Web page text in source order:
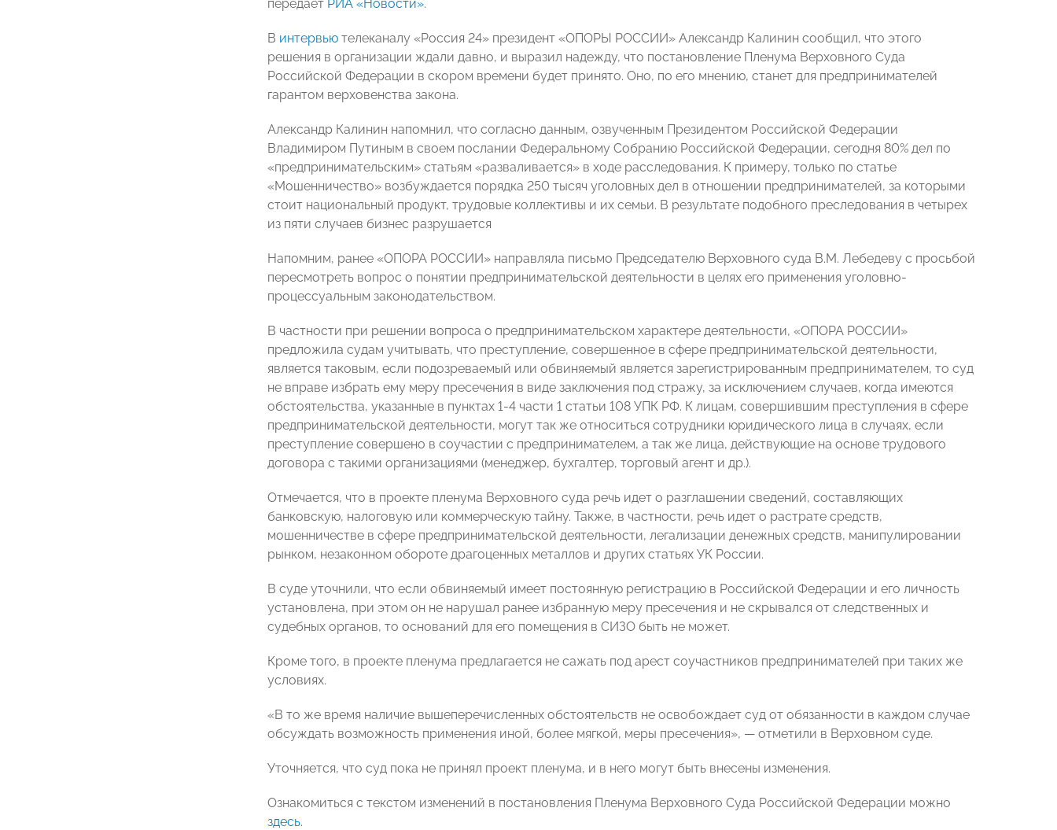
передает РИА «Новости».
В интервью телеканалу «Россия 24» президент «ОПОРЫ РОССИИ» Александр Калинин сообщил, что этого
решения в организации ждали давно, и выразил надежду, что постановление Пленума Верховного Суда
Российской Федерации в скором времени будет принято. Оно, по его мнению, станет для предпринимателей
гарантом верховенства закона.
Александр Калинин напомнил, что согласно данным, озвученным Президентом Российской Федерации
Владимиром Путиным в своем послании Федеральному Собранию Российской Федерации, сегодня 80% дел по
«предпринимательским» статьям «разваливается» в ходе расследования. К примеру, только по статье
«Мошенничество» возбуждается порядка 250 тысяч уголовных дел в отношении предпринимателей, за которыми
стоит национальный продукт, трудовые коллективы и их семьи. В результате подобного преследования в четырех
из пяти случаев бизнес разрушается
Напомним, ранее «ОПОРА РОССИИ» направляла письмо Председателю Верховного суда В.М. Лебедеву с просьбой
пересмотреть вопрос о понятии предпринимательской деятельности в целях его применения уголовно-
процессуальным законодательством.
В частности при решении вопроса о предпринимательском характере деятельности, «ОПОРА РОССИИ»
предложила судам учитывать, что преступление, совершенное в сфере предпринимательской деятельности,
является таковым, если подозреваемый или обвиняемый является зарегистрированным предпринимателем, то суд
не вправе избрать ему меру пресечения в виде заключения под стражу, за исключением случаев, когда имеются
обстоятельства, указанные в пунктах 1-4 части 1 статьи 108 УПК РФ. К лицам, совершившим преступления в сфере
предпринимательской деятельности, могут так же относиться сотрудники юридического лица в случаях, если
преступление совершено в соучастии с предпринимателем, а так же лица, действующие на основе трудового
договора с такими организациями (менеджер, бухгалтер, торговый агент и др.).
Отмечается, что в проекте пленума Верховного суда речь идет о разглашении сведений, составляющих
банковскую, налоговую или коммерческую тайну. Также, в частности, речь идет о растрате средств,
мошенничестве в сфере предпринимательской деятельности, легализации денежных средств, манипулировании
рынком, незаконном обороте драгоценных металлов и других статьях УК России.
В суде уточнили, что если обвиняемый имеет постоянную регистрацию в Российской Федерации и его личность
установлена, при этом он не нарушал ранее избранную меру пресечения и не скрывался от следственных и
судебных органов, то оснований для его помещения в СИЗО быть не может.
Кроме того, в проекте пленума предлагается не сажать под арест соучастников предпринимателей при таких же
условиях.
«В то же время наличие вышеперечисленных обстоятельств не освобождает суд от обязанности в каждом случае
обсуждать возможность применения иной, более мягкой, меры пресечения», — отметили в Верховном суде.
Уточняется, что суд пока не принял проект пленума, и в него могут быть внесены изменения.
Ознакомиться с текстом изменений в постановления Пленума Верховного Суда Российской Федерации можно
здесь.